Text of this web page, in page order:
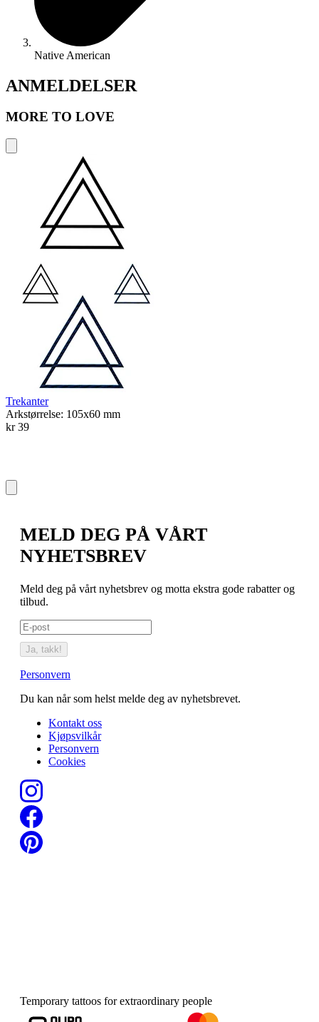
Native American
ANMELDELSER
MORE TO LOVE
Trekanter
Arkstørrelse: 105x60 mm
kr 39
MELD DEG PÅ VÅRT
NYHETSBREV
Meld deg på vårt nyhetsbrev og motta ekstra gode rabatter og
tilbud.
Ja, takk!
Personvern
Du kan når som helst melde deg av nyhetsbrevet.
Kontakt oss
Kjøpsvilkår
Personvern
Cookies
Temporary tattoos for extraordinary people